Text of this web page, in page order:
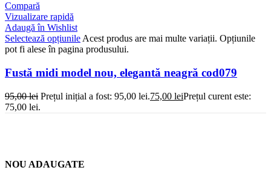
Compară
Vizualizare rapidă
Adaugă în Wishlist
Selectează opțiunile Acest produs are mai multe variații. Opțiunile
pot fi alese în pagina produsului.
Fustă midi model nou, elegantă neagră cod079
95,00lei Prețul inițial a fost: 95,00 lei.75,00 leiPrețul curent este:
75,00 lei.
NOU ADAUGATE